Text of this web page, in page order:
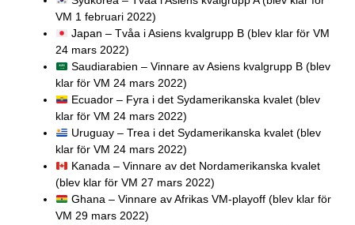
VM 1 februari 2022)
Japan – Tvåa i Asiens kvalgrupp B (blev klar för VM
24 mars 2022)
Saudiarabien – Vinnare av Asiens kvalgrupp B (blev
klar för VM 24 mars 2022)
Ecuador – Fyra i det Sydamerikanska kvalet (blev
klar för VM 24 mars 2022)
Uruguay – Trea i det Sydamerikanska kvalet (blev
klar för VM 24 mars 2022)
Kanada – Vinnare av det Nordamerikanska kvalet
(blev klar för VM 27 mars 2022)
Ghana – Vinnare av Afrikas VM-playoff (blev klar för
VM 29 mars 2022)